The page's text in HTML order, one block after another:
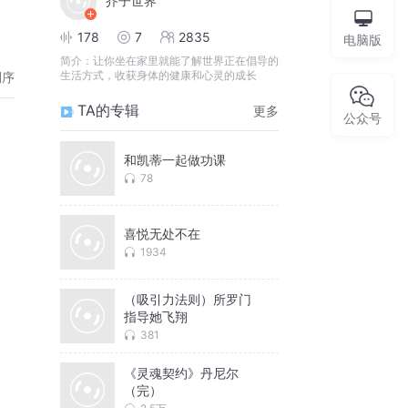
178 7 2835
简介： 让你坐在家里就能了解世界正在倡导的
生活方式，收获身体的健康和心灵的成长
TA的专辑 更多
和凯蒂一起做功课
78
喜悦无处不在
1934
（吸引力法则）所罗门
指导她飞翔
381
《灵魂契约》丹尼尔
（完）
电脑版
公众号